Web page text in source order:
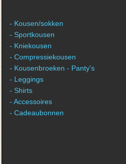
- Kousen/sokken
- Sportkousen
- Kniekousen
- Compressiekousen
- Kousenbroeken - Panty's
- Leggings
- Shirts
- Accessoires
- Cadeaubonnen